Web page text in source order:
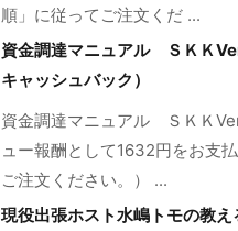
順」に従ってご注文くだ ...
資金調達マニュアル ＳＫＫ
キャッシュバック）
資金調達マニュアル ＳＫＫ
ュー報酬として1632円をお支
ご注文ください。） ...
現役出張ホスト水嶋トモの教